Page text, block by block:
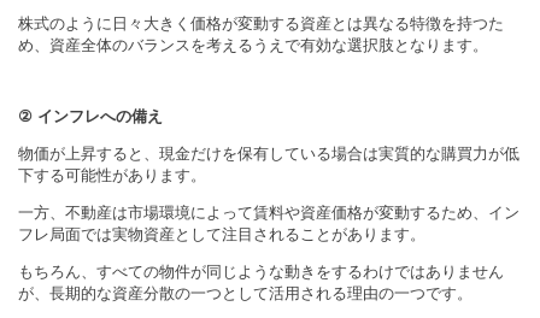
株式のように日々大きく価格が変動する資産とは異なる特徴を持つた
め、資産全体のバランスを考えるうえで有効な選択肢となります。
② インフレへの備え
物価が上昇すると、現金だけを保有している場合は実質的な購買力が低
下する可能性があります。
一方、不動産は市場環境によって賃料や資産価格が変動するため、イン
フレ局面では実物資産として注目されることがあります。
もちろん、すべての物件が同じような動きをするわけではありません
が、長期的な資産分散の一つとして活用される理由の一つです。